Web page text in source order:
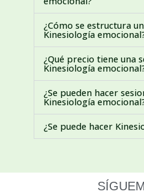
¿Cómo se estructura
Kinesiología
¿Qué precio tiene una
Kinesiología
¿Se pueden hacer
Kinesiología
¿Se puede hacer